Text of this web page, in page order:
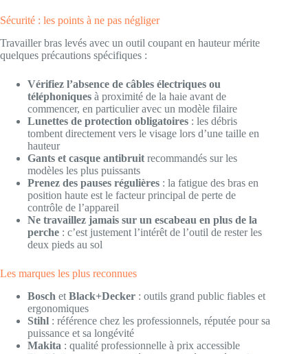
Sécurité : les points à ne pas négliger
Travailler bras levés avec un outil coupant en hauteur mérite
quelques précautions spécifiques :
Vérifiez l’absence de câbles électriques ou
téléphoniques à proximité de la haie avant de
commencer, en particulier avec un modèle filaire
Lunettes de protection obligatoires : les débris
tombent directement vers le visage lors d’une taille en
hauteur
Gants et casque antibruit recommandés sur les
modèles les plus puissants
Prenez des pauses régulières : la fatigue des bras en
position haute est le facteur principal de perte de
contrôle de l’appareil
Ne travaillez jamais sur un escabeau en plus de la
perche : c’est justement l’intérêt de l’outil de rester les
deux pieds au sol
Les marques les plus reconnues
Bosch et Black+Decker : outils grand public fiables et
ergonomiques
Stihl : référence chez les professionnels, réputée pour sa
puissance et sa longévité
Makita : qualité professionnelle à prix accessible